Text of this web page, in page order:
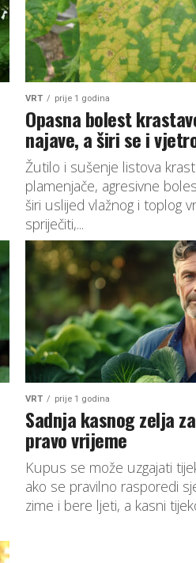
VRT prije 1 godina
Opasna bolest
najave, a širi se i
Žutilo i sušenje listova
plamenjače, agresivne
širi uslijed vlažnog i toplog
spriječiti,...
VRT prije 1 godina
Sadnja kasnog zelja
pravo vrijeme
Kupus se može uzgajati
ako se pravilno rasporedi
zime i bere ljeti, a kasni